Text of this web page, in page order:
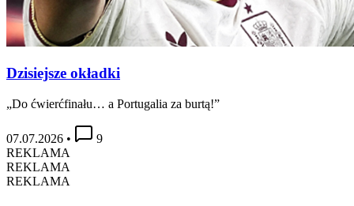
Dzisiejsze okładki
„Do ćwierćfinału… a Portugalia za burtą!”
07.07.2026 •
9
REKLAMA
REKLAMA
REKLAMA